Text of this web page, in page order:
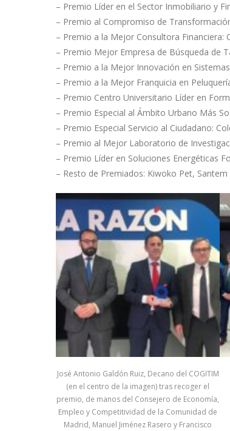
– Premio Líder en el Sector Inmobiliario y
– Premio al Compromiso de
– Premio a la Mejor Consultora Financiera:
– Premio Mejor Empresa de Búsqueda de
– Premio a la Mejor Innovación en
– Premio a la Mejor Franquicia en
– Premio Centro Universitario Líder en
– Premio Especial al Ámbito Urbano Más
– Premio Especial Servicio al Ciudadano:
– Premio al Mejor Laboratorio de
– Premio Líder en Soluciones Energéticas
– Resto de Premiados: Kiwoko Pet,
José Antonio Galdón Ruiz, Decano del COGITIM
(en el centro de la imagen) tras recoger el
premio, de manos del Consejero de Economía,
Empleo y Competitividad de la Comunidad de
Madrid, Manuel Jiménez Rasero y Francisco